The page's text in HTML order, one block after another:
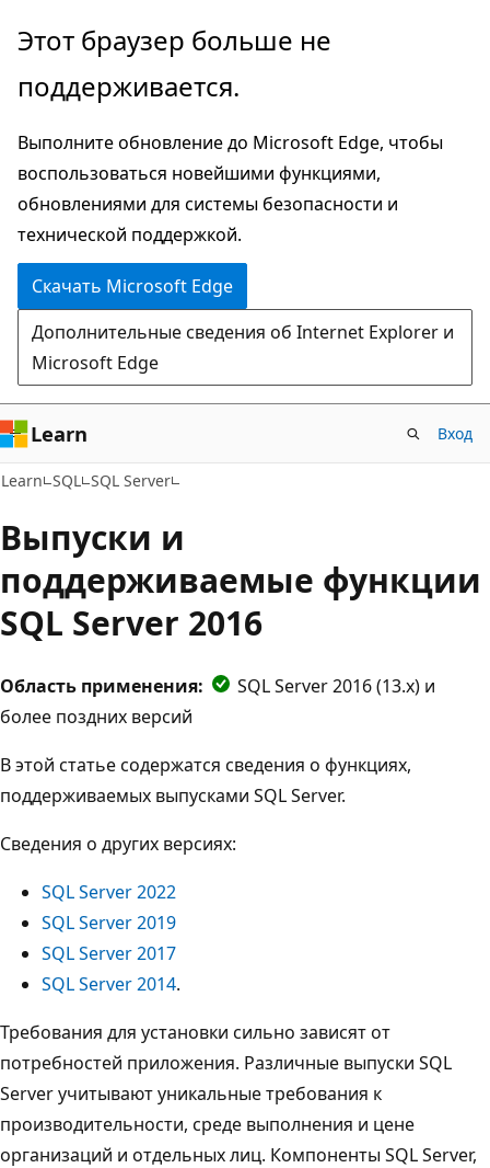
Пропустить
перейти
основному
содержимому
Этот браузер больше не
поддерживается.
Выполните обновление до Microsoft Edge, чтобы
воспользоваться новейшими функциями,
обновлениями для системы безопасности и
технической поддержкой.
Скачать Microsoft Edge
Дополнительные сведения об Internet Explorer и
Microsoft Edge
Learn Вход
Learn SQL SQL Server
Выпуски и
поддерживаемые функции
SQL Server 2016
Область применения:
SQL Server 2016 (13.x) и
более поздних версий
В этой статье содержатся сведения о функциях,
поддерживаемых выпусками SQL Server.
Сведения о других версиях:
SQL Server 2022
SQL Server 2019
SQL Server 2017
SQL Server 2014.
Требования для установки сильно зависят от
потребностей приложения. Различные выпуски SQL
Server учитывают уникальные требования к
производительности, среде выполнения и цене
организаций и отдельных лиц. Компоненты SQL Server,